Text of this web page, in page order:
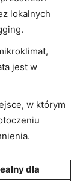
lokalnych
jest ⁤w
w którym
‍dla